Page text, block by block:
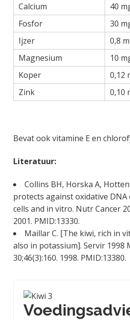
Calcium
40
Fosfor
30
Ijzer
0,8
Magnesium
10
Koper
0,12
Zink
0,10
Bevat ook vitamine E en
Literatuur:
Collins BH, Horska A,
protects against oxidative DNA
cells and in vitro. Nutr Cancer
2001. PMID:13330.
Maillar C. [The kiwi, rich in
also in potassium]. Servir 1998
30;46(3):160. 1998. PMID:13380.